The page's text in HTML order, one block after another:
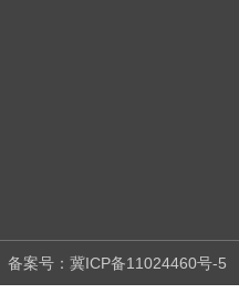
备案号：冀ICP备11024460号-5